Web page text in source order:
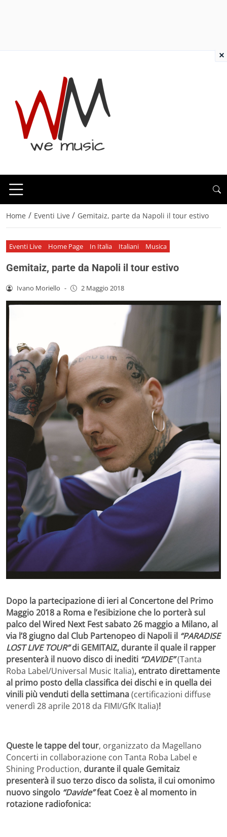
Home / Eventi Live / Gemitaiz, parte da Napoli il tour estivo
Eventi Live Home Page In Italia Italiani Musica
Gemitaiz, parte da Napoli il tour estivo
Ivano Moriello - 2 Maggio 2018
Dopo la partecipazione di ieri al Concertone del Primo
Maggio 2018 a Roma e l’esibizione che lo porterà sul
palco del Wired Next Fest sabato 26 maggio a Milano, al
via l’8 giugno dal Club Partenopeo di Napoli il “PARADISE
LOST LIVE TOUR”di GEMITAIZ, durante il quale il rapper
presenterà il nuovo disco di inediti “DAVIDE”(Tanta
Roba Label/Universal Music Italia), entrato direttamente
al primo posto della classifica dei dischi e in quella dei
vinili più venduti della settimana(certificazioni diffuse
venerdì 28 aprile 2018 da FIMI/GfK Italia)!
Queste le tappe del tour, organizzato da Magellano
Concerti in collaborazione con Tanta Roba Label e
Shining Production, durante il quale Gemitaiz
presenterà il suo terzo disco da solista, il cui omonimo
nuovo singolo “Davide”feat Coez è al momento in
rotazione radiofonica:
×